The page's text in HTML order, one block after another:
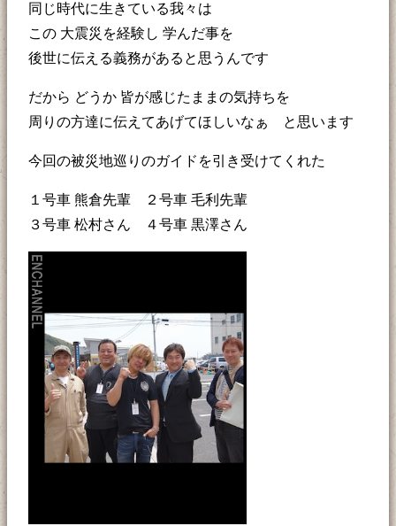
同じ時代に生きている我々は
この 大震災を経験し 学んだ事を
後世に伝える義務があると思うんです
だから どうか 皆が感じたままの気持ちを
周りの方達に伝えてあげてほしいなぁ と思います
今回の被災地巡りのガイドを引き受けてくれた
１号車 熊倉先輩 ２号車 毛利先輩
３号車 松村さん ４号車 黒澤さん